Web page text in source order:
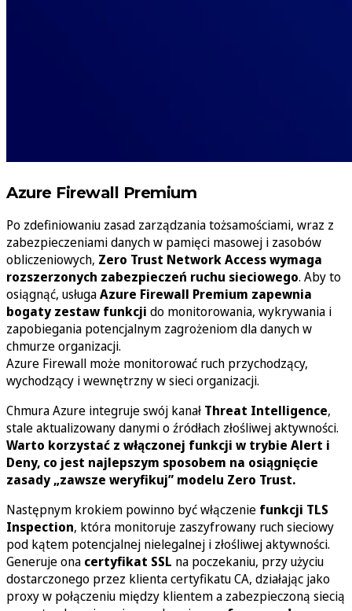
Azure Firewall Premium
Po zdefiniowaniu zasad zarządzania tożsamościami, wraz z
zabezpieczeniami danych w pamięci masowej i zasobów
obliczeniowych, Zero Trust Network Access wymaga
rozszerzonych zabezpieczeń ruchu sieciowego. Aby to
osiągnąć, usługaAzure Firewall Premium zapewnia
bogaty zestaw funkcji do monitorowania, wykrywania i
zapobiegania potencjalnym zagrożeniom dla danych w
chmurze organizacji.
Azure Firewall może monitorować ruch przychodzący,
wychodzący i wewnętrzny w sieci organizacji.
Chmura Azure integruje swój kanał Threat Intelligence,
stale aktualizowany danymi o źródłach złośliwej aktywności.
Warto korzystać z włączonej funkcji w trybie Alert i
Deny, co jest najlepszym sposobem na osiągnięcie
zasady „zawsze weryfikuj” modelu Zero Trust.
Następnym krokiem powinno być włączenie funkcji TLS
Inspection, która monitoruje zaszyfrowany ruch sieciowy
pod kątem potencjalnej nielegalnej i złośliwej aktywności.
Generuje ona certyfikat SSL na poczekaniu, przy użyciu
dostarczonego przez klienta certyfikatu CA, działając jako
proxy w połączeniu między klientem a zabezpieczoną siecią